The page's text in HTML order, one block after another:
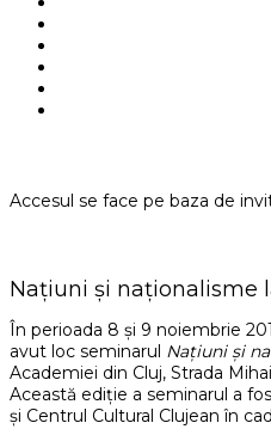
Accesul se face pe baza de
Națiuni și naționalisme
În perioada 8 și 9 noiembrie
avut loc seminarul Națiuni și
Academiei din Cluj, Strada
Această ediție a seminarul a
și Centrul Cultural Clujean în